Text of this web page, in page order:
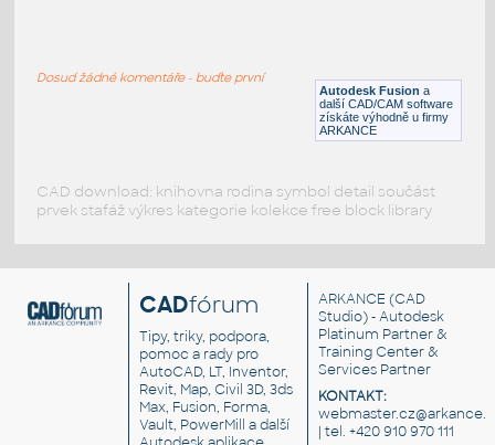
Autodesk Fusion a
další CAD/CAM software
získáte výhodně u firmy
ARKANCE
Dosud žádné komentáře - buďte první
CAD download: knihovna rodina symbol detail součást
prvek stafáž výkres kategorie kolekce free block library
CADfórum
Tipy, triky, podpora,
pomoc a rady pro
AutoCAD, LT, Inventor,
Revit, Map, Civil 3D, 3ds
Max, Fusion, Forma,
Vault, PowerMill a další
ARKANCE (CAD
Studio) - Autodesk
Platinum Partner &
Training Center &
Services Partner
KONTAKT:
| tel. +420 910 970 111